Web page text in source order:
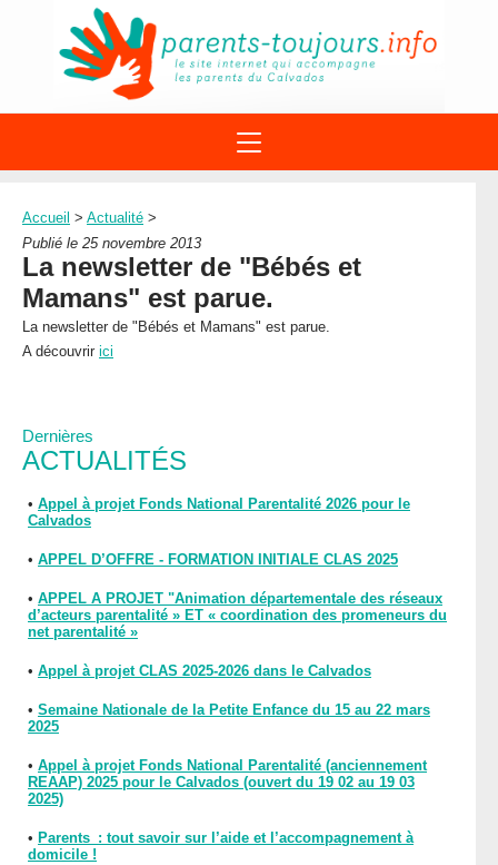
À PROPOS DU REAAP
1ÈRE VISITE
ACTUALITÉ
DISPOSITIFS PARENTALITÉ
SITES INTERNET
NUMÉROS VERTS
STRUCTURES
DOCUMENTS
FORMATIONS
Dernières
ACTUALITÉS
• Appel à projet Fonds National Parentalité 2026 pour le
Calvados
• APPEL D’OFFRE - FORMATION INITIALE CLAS 2025
• APPEL A PROJET "Animation départementale des réseaux
d’acteurs parentalité » ET « coordination des promeneurs du
net parentalité »
• Appel à projet CLAS 2025-2026 dans le Calvados
• Semaine Nationale de la Petite Enfance du 15 au 22 mars
2025
• Appel à projet Fonds National Parentalité (anciennement
REAAP) 2025 pour le Calvados (ouvert du 19 02 au 19 03
2025)
• Parents : tout savoir sur l’aide et l’accompagnement à
domicile !
Accueil > Actualité >
Publié le 25 novembre 2013
La newsletter de "Bébés et
Mamans" est parue.
La newsletter de "Bébés et Mamans" est parue.
A découvrir ici